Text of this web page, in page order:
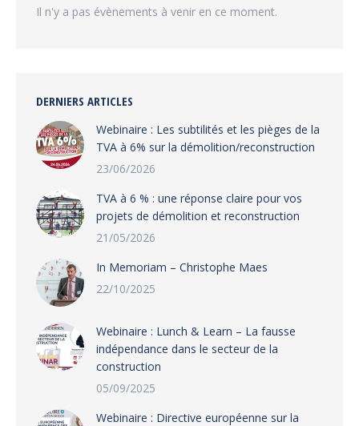
Il n'y a pas évènements à venir en ce moment.
DERNIERS ARTICLES
Webinaire : Les subtilités et les pièges de la
TVA à 6% sur la démolition/reconstruction
23/06/2026
TVA à 6 % : une réponse claire pour vos
projets de démolition et reconstruction
21/05/2026
In Memoriam – Christophe Maes
22/10/2025
Webinaire : Lunch & Learn – La fausse
indépendance dans le secteur de la
construction
05/09/2025
Webinaire : Directive européenne sur la